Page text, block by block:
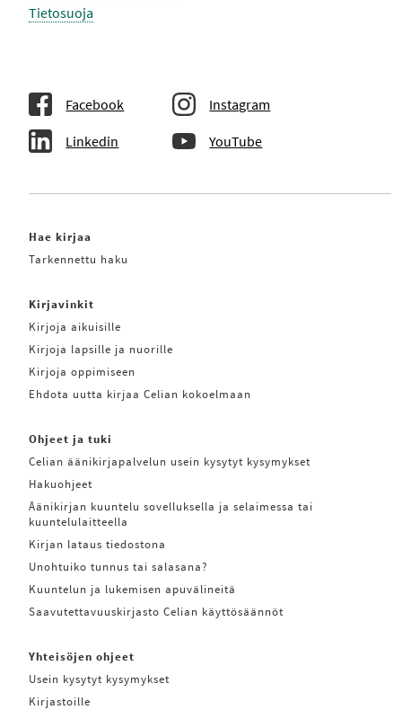
Tietosuoja
Facebook Instagram
Linkedin YouTube
Hae kirjaa
Tarkennettu haku
Kirjavinkit
Kirjoja aikuisille
Kirjoja lapsille ja nuorille
Kirjoja oppimiseen
Ehdota uutta kirjaa Celian kokoelmaan
Ohjeet ja tuki
Celian äänikirjapalvelun usein kysytyt kysymykset
Hakuohjeet
Äänikirjan kuuntelu sovelluksella ja selaimessa tai
kuuntelulaitteella
Kirjan lataus tiedostona
Unohtuiko tunnus tai salasana?
Kuuntelun ja lukemisen apuvälineitä
Saavutettavuuskirjasto Celian käyttösäännöt
Yhteisöjen ohjeet
Usein kysytyt kysymykset
Kirjastoille